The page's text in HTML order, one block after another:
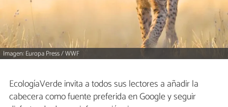
Imagen: Europa Press / WWF
EcologíaVerde invita a todos sus lectores a añadir la
cabecera como fuente preferida en Google y seguir